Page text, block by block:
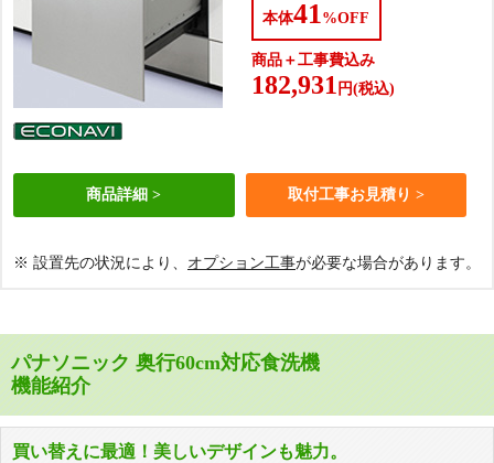
本体41%OFF
商品＋工事費込み
182,931 円(税込)
商品詳細 取付工事お見積り
※ 設置先の状況により、 オプション工事が必要な場合があります。
パナソニック 奥行60cm対応食洗機
機能紹介
買い替えに最適！美しいデザインも魅力。